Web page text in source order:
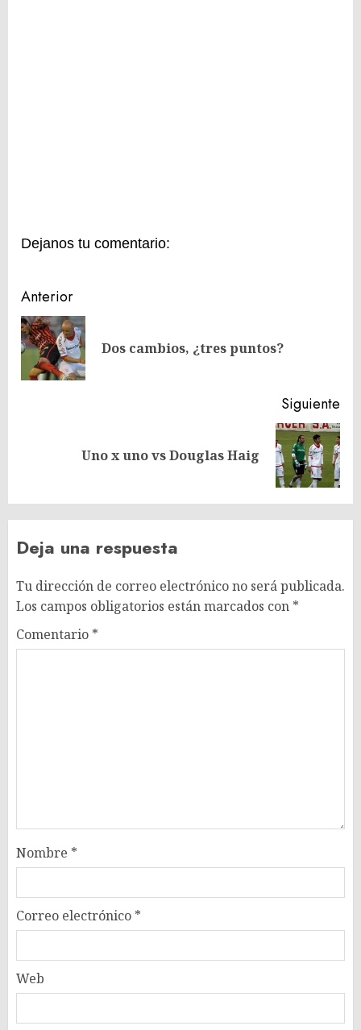
Dejanos tu comentario:
Navegación
de
entradas
Anterior
Dos cambios, ¿tres puntos?
Siguiente
SiguienteUno x uno vs Douglas Haig
Deja una respuesta
Tu dirección de correo electrónico no será publicada.
Los campos obligatorios están marcados con *
Comentario *
Nombre *
Correo electrónico *
Web